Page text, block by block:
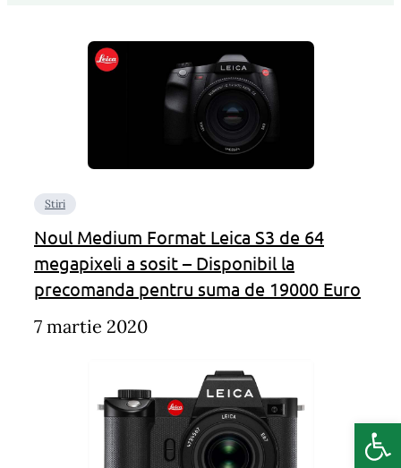
Stiri
Noul Medium Format Leica S3 de 64
megapixeli a sosit – Disponibil la
precomanda pentru suma de 19000 Euro
7 martie 2020